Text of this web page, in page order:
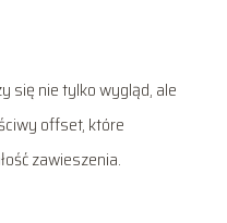
się nie tylko wygląd, ale
offset, które
zawieszenia.